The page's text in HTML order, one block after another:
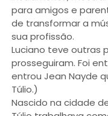
para amigos e
de transformar a
sua profissão.
Luciano teve outras
prosseguiram. Foi
entrou Jean Nayde
Túlio.)
Nascido na cidade